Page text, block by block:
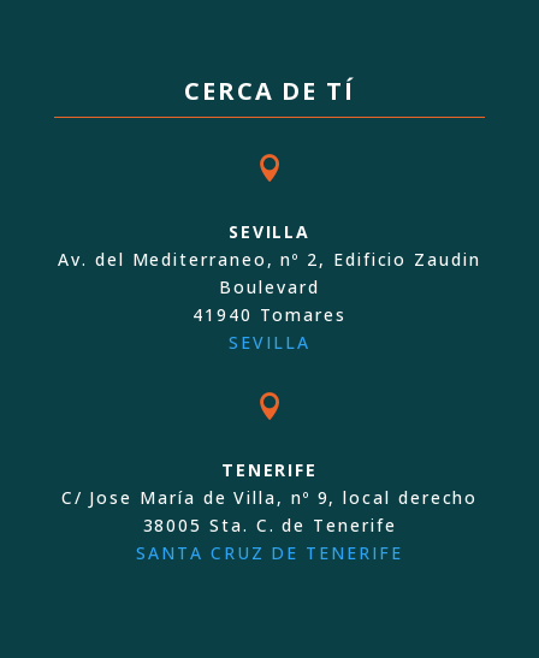
CERCA DE TÍ

SEVILLA
Av. del Mediterraneo, nº 2, Edificio Zaudin
Boulevard
41940 Tomares
SEVILLA

TENERIFE
C/ Jose María de Villa, nº 9, local derecho
38005 Sta. C. de Tenerife
SANTA CRUZ DE TENERIFE